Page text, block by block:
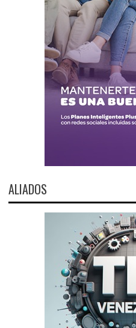
ALIADOS